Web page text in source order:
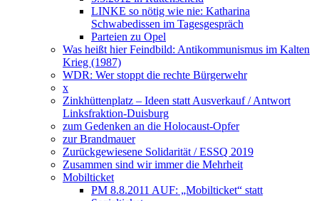
LINKE so nötig wie nie: Katharina
Schwabedissen im Tagesgespräch
Parteien zu Opel
Was heißt hier Feindbild: Antikommunismus im Kalten
Krieg (1987)
WDR: Wer stoppt die rechte Bürgerwehr
x
Zinkhüttenplatz – Ideen statt Ausverkauf / Antwort
Linksfraktion-Duisburg
zum Gedenken an die Holocaust-Opfer
zur Brandmauer
Zurückgewiesene Solidarität / ESSQ 2019
Zusammen sind wir immer die Mehrheit
Mobilticket
PM 8.8.2011 AUF: „Mobilticket“ statt